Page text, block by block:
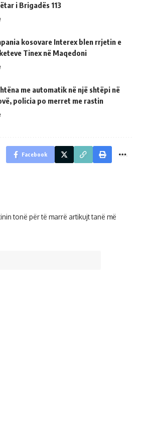
i Brigadës 113
kosovare Interex blen rrjetin e
Tinex në Maqedoni
me automatik në një shtëpi në
policia po merret me rastin
Facebook
tonë për të marrë artikujt tanë më